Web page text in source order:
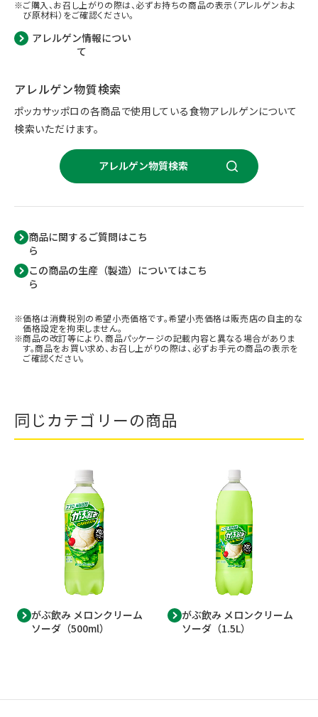
ご購入、お召し上がりの際は、必ずお持ちの商品の表示（アレルゲンおよ
び原材料）をご確認ください。
アレルゲン情報につい
て
アレルゲン物質検索
ポッカサッポロの各商品で使用している食物アレルゲンについて
検索いただけます。
アレルゲン物質検索
商品に関するご質問はこち
ら
この商品の生産（製造）についてはこち
ら
価格は消費税別の希望小売価格です。希望小売価格は販売店の自主的な
価格設定を拘束しません。
商品の改訂等により、商品パッケージの記載内容と異なる場合がありま
す。商品をお買い求め、お召し上がりの際は、必ずお手元の商品の表示を
ご確認ください。
同じカテゴリーの商品
がぶ飲み メロンクリーム
ソーダ（500ml）
がぶ飲み メロンクリーム
ソーダ（1.5L）